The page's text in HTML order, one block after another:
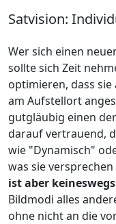
Satvision:
Wer sich einen
sollte sich Zeit
optimieren, dass
am Aufstellort
gutgläubig einen
darauf vertrauend,
wie "Dynamisch"
was sie
ist aber
Bildmodi alles
ohne nicht an die